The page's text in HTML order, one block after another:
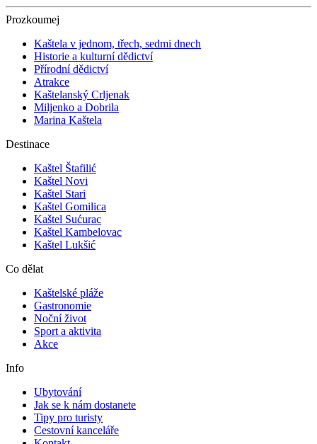
Prozkoumej
Kaštela v jednom, třech, sedmi dnech
Historie a kulturní dědictví
Přírodní dědictví
Atrakce
Kaštelanský Crljenak
Miljenko a Dobrila
Marina Kaštela
Destinace
Kaštel Štafilić
Kaštel Novi
Kaštel Stari
Kaštel Gomilica
Kaštel Sućurac
Kaštel Kambelovac
Kaštel Lukšić
Co dělat
Kaštelské pláže
Gastronomie
Noční život
Sport a aktivita
Akce
Info
Ubytování
Jak se k nám dostanete
Tipy pro turisty
Cestovní kanceláře